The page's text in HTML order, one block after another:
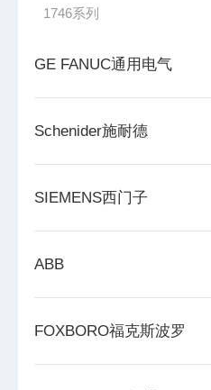
1746系列
GE FANUC通用电气
Schenider施耐德
SIEMENS西门子
ABB
FOXBORO福克斯波罗